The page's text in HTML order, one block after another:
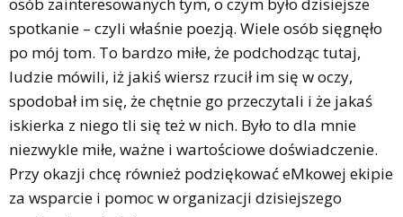
spotkanie – czyli właśnie poezją. Wiele osób sięgnęło
po mój tom. To bardzo miłe, że podchodząc tutaj,
ludzie mówili, iż jakiś wiersz rzucił im się w oczy,
spodobał im się, że chętnie go przeczytali i że jakaś
iskierka z niego tli się też w nich. Było to dla mnie
niezwykle miłe, ważne i wartościowe doświadczenie.
Przy okazji chcę również podziękować eMkowej ekipie
za wsparcie i pomoc w organizacji dzisiejszego